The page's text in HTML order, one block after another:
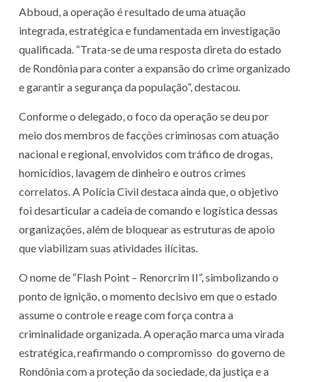
Abboud, a operação é resultado de uma atuação
integrada, estratégica e fundamentada em investigação
qualificada. “Trata-se de uma resposta direta do estado
de Rondônia para conter a expansão do crime organizado
e garantir a segurança da população”, destacou.
Conforme o delegado, o foco da operação se deu por
meio dos membros de facções criminosas com atuação
nacional e regional, envolvidos com tráfico de drogas,
homicídios, lavagem de dinheiro e outros crimes
correlatos. A Polícia Civil destaca ainda que, o objetivo
foi desarticular a cadeia de comando e logística dessas
organizações, além de bloquear as estruturas de apoio
que viabilizam suas atividades ilícitas.
O nome de “Flash Point – Renorcrim II”, simbolizando o
ponto de ignição, o momento decisivo em que o estado
assume o controle e reage com força contra a
criminalidade organizada. A operação marca uma virada
estratégica, reafirmando o compromisso do governo de
Rondônia com a proteção da sociedade, da justiça e a